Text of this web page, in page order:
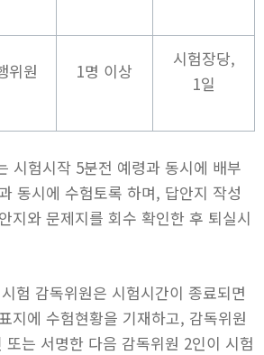
위원 1명 이상
시험장당,
1일
시험시작 5분전 예령과 동시에 배부
동시에 수험토록 하며, 답안지 작성
지와 문제지를 회수 확인한 후 퇴실시
험 감독위원은 시험시간이 종료되면
지에 수험현황을 기재하고, 감독위원
는 서명한 다음 감독위원 2인이 시험